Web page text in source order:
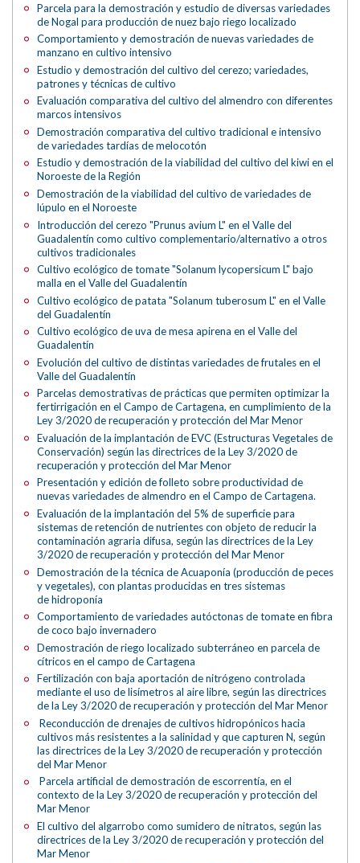
Parcela para la demostración y estudio de diversas variedades
de Nogal para producción de nuez bajo riego localizado
Comportamiento y demostración de nuevas variedades de
manzano en cultivo intensivo
Estudio y demostración del cultivo del cerezo; variedades,
patrones y técnicas de cultivo
Evaluación comparativa del cultivo del almendro con diferentes
marcos intensivos
Demostración comparativa del cultivo tradicional e intensivo
de variedades tardías de melocotón
Estudio y demostración de la viabilidad del cultivo del kiwi en el
Noroeste de la Región
Demostración de la viabilidad del cultivo de variedades de
lúpulo en el Noroeste
Introducción del cerezo "Prunus avium L" en el Valle del
Guadalentín como cultivo complementario/alternativo a otros
cultivos tradicionales
Cultivo ecológico de tomate "Solanum lycopersicum L" bajo
malla en el Valle del Guadalentín
Cultivo ecológico de patata "Solanum tuberosum L" en el Valle
del Guadalentín
Cultivo ecológico de uva de mesa apirena en el Valle del
Guadalentín
Evolución del cultivo de distintas variedades de frutales en el
Valle del Guadalentín
Parcelas demostrativas de prácticas que permiten optimizar la
fertirrigación en el Campo de Cartagena, en cumplimiento de la
Ley 3/2020 de recuperación y protección del Mar Menor
Evaluación de la implantación de EVC (Estructuras Vegetales de
Conservación) según las directrices de la Ley 3/2020 de
recuperación y protección del Mar Menor
Presentación y edición de folleto sobre productividad de
nuevas variedades de almendro en el Campo de Cartagena.
Evaluación de la implantación del 5% de superficie para
sistemas de retención de nutrientes con objeto de reducir la
contaminación agraria difusa, según las directrices de la Ley
3/2020 de recuperación y protección del Mar Menor
Demostración de la técnica de Acuaponía (producción de peces
y vegetales), con plantas producidas en tres sistemas
de hidroponía
Comportamiento de variedades autóctonas de tomate en fibra
de coco bajo invernadero
Demostración de riego localizado subterráneo en parcela de
cítricos en el campo de Cartagena
Fertilización con baja aportación de nitrógeno controlada
mediante el uso de lisímetros al aire libre, según las directrices
de la Ley 3/2020 de recuperación y protección del Mar Menor
Reconducción de drenajes de cultivos hidropónicos hacia
cultivos más resistentes a la salinidad y que capturen N, según
las directrices de la Ley 3/2020 de recuperación y protección
del Mar Menor
Parcela artificial de demostración de escorrentía, en el
contexto de la Ley 3/2020 de recuperación y protección del
Mar Menor
El cultivo del algarrobo como sumidero de nitratos, según las
directrices de la Ley 3/2020 de recuperación y protección del
Mar Menor